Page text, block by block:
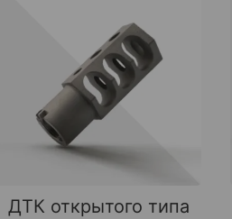
ДТК открытого типа